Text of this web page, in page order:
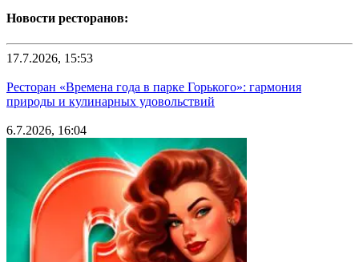
Новости ресторанов:
17.7.2026, 15:53
Ресторан «Времена года в парке Горького»: гармония
природы и кулинарных удовольствий
6.7.2026, 16:04